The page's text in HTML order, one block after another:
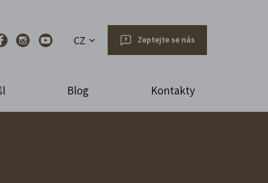
CZ Zeptejte se nás
Blog Kontakty